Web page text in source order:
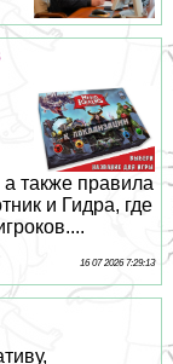
также правила
и Гидра, где
16 07 2026 7:29:13